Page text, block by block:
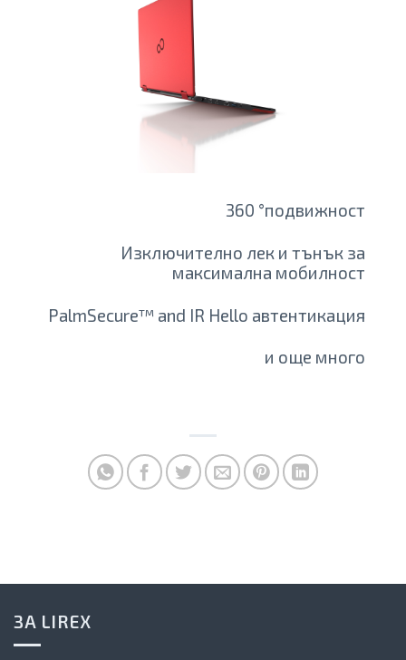
360 °подвижност
Изключително лек и тънък за
максимална мобилност
PalmSecure™ and IR Hello автентикация
и още много
ЗА LIREX